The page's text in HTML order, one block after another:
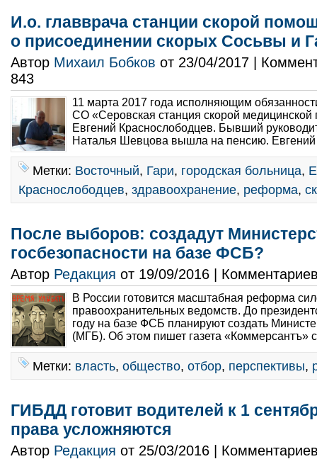
И.о. главврача станции скорой
о присоединении скорых Сосьвы и
Автор Михаил Бобков от 23/04/2017 |
843
11 марта 2017 года исполняющим
СО «Серовская станция скорой
Евгений Краснослободцев. Бывший
Наталья Шевцова вышла на пенсию.
Метки: Восточный, Гари, городская больница,
Краснослободцев, здравоохранение, реформа,
После выборов: создадут
госбезопасности на базе ФСБ?
Автор Редакция от 19/09/2016 |
В России готовится масштабная реформа
правоохранительных ведомств. До
году на базе ФСБ планируют создать
(МГБ). Об этом пишет газета «Коммерсантъ»
Метки: власть, общество, отбор, перспективы,
ГИБДД готовит водителей к 1
права усложняются
Автор Редакция от 25/03/2016 |